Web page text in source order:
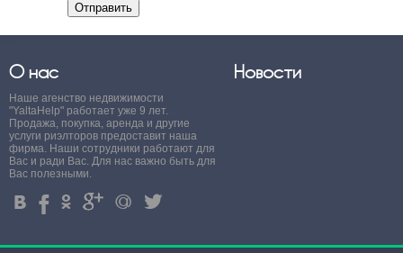
Отправить
О нас
Наше агенство недвижимости
"YaltaHelp" работает уже 9 лет.
Продажа, покупка, аренда и другие
услуги риэлторов предоставит наша
фирма. Наши сотрудники работают для
Вас и ради Вас. Для нас важно быть для
Вас полезными.
4 % . ' + 3
Новости